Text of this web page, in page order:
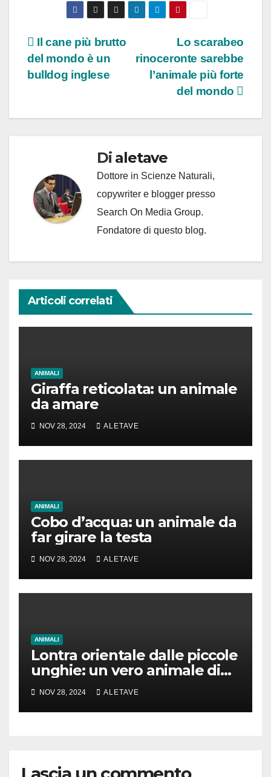
Navigazione
articoli
Lo scarabeo
rinoceronte sarebbe
l’animale più forte
del mondo
Il cane più brutto
del mondo è un
bulldog inglese
Di aletave
Dottore in Scienze Naturali,
copywriter e blogger presso
Search On Media Group.
Fondatore di questo blog.
Articoli correlati
ANIMALI
Giraffa reticolata: un animale
da amare
NOV 28, 2024 ALETAVE
ANIMALI
Cobo d’acqua: un animale da
far girare la testa
NOV 28, 2024 ALETAVE
ANIMALI
Lontra orientale dalle piccole
unghie: un vero animale di
cui parlare
NOV 28, 2024 ALETAVE